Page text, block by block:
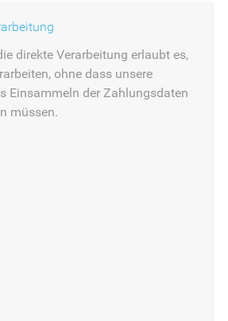
direkte Verarbeitung erlaubt es,
ohne dass unsere
Einsammeln der Zahlungsdaten
müssen.